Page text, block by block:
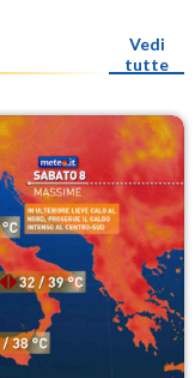
Vedi
tutte